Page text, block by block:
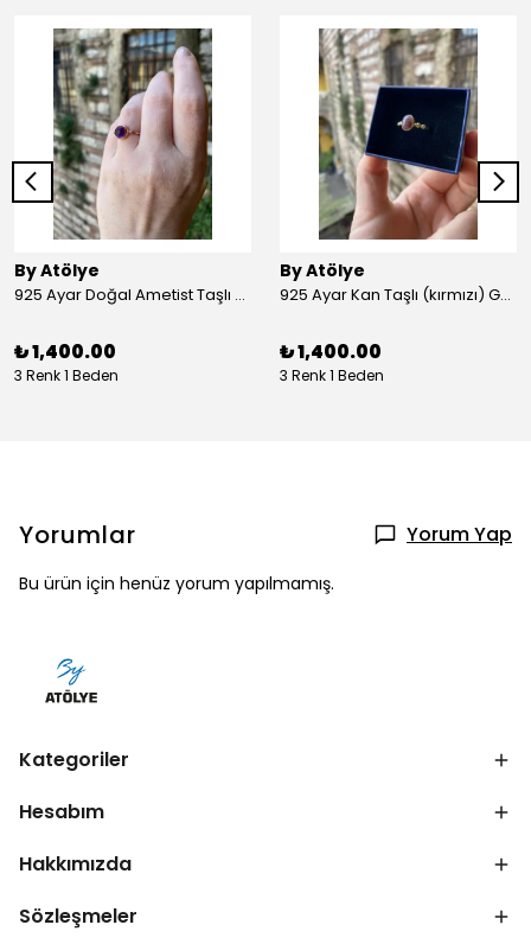
By Atölye
925 Ayar Doğal Ametist Taşlı Yuvarlak Gümüş Yüzük
₺ 1,400.00
3 Renk 1 Beden
By Atölye
925 Ayar Kan Taşlı (kırmızı) Gümüş Yüzük
₺ 1,400.00
3 Renk 1 Beden
Yorumlar Yorum Yap
Bu ürün için henüz yorum yapılmamış.
Kategoriler
Hesabım
Hakkımızda
Sözleşmeler